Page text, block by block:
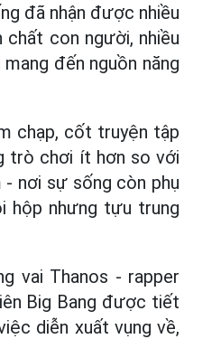
đã nhận được nhiều
chất con người, nhiều
đến nguồn năng
chạp, cốt truyện tập
trò chơi ít hơn so với
nơi sự sống còn phụ
hộp nhưng tựu trung
vai Thanos - rapper
Big Bang được tiết
diễn xuất vụng về,